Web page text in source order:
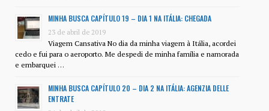
MINHA BUSCA CAPÍTULO 19 – DIA 1 NA ITÁLIA: CHEGADA
23 de abril de 2019
Viagem Cansativa No dia da minha viagem à Itália, acordei
cedo e fui para o aeroporto. Me despedi de minha família e namorada
e embarquei …
MINHA BUSCA CAPÍTULO 20 – DIA 2 NA ITÁLIA: AGENZIA DELLE
ENTRATE